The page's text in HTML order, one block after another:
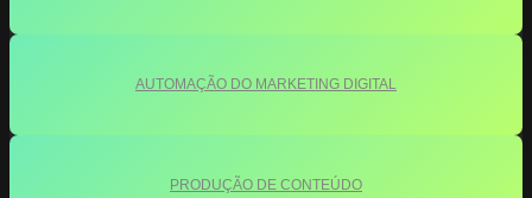
AUTOMAÇÃO DO MARKETING DIGITAL
PRODUÇÃO DE CONTEÚDO